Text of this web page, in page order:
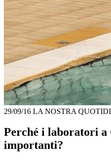
29/09/16 LA NOSTRA
Perché i laboratori a
importanti?